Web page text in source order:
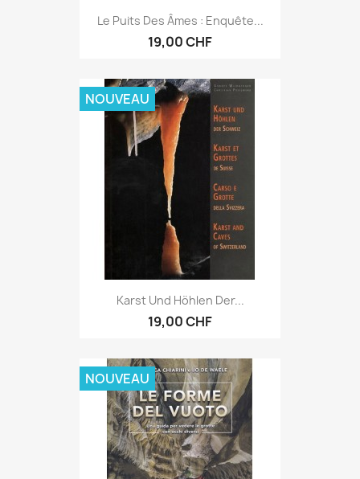
Le Puits Des Âmes : Enquête...
19,00 CHF
Karst Und Höhlen Der...
19,00 CHF
NOUVEAU
NOUVEAU